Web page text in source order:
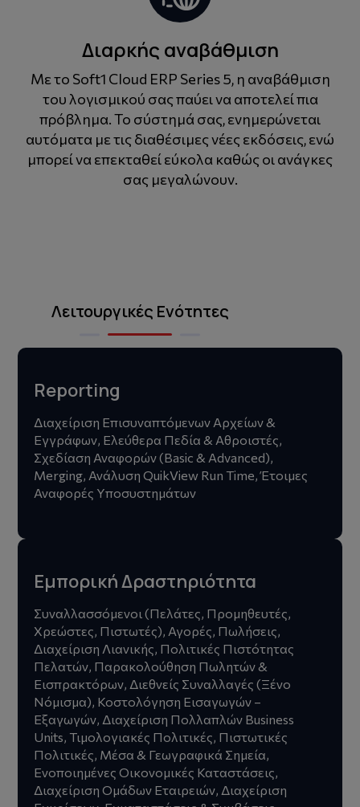
Διαρκής αναβάθμιση
Με το Soft1 Cloud ERP Series 5, η αναβάθμιση
του λογισμικού σας παύει να αποτελεί πια
πρόβλημα. Το σύστημά σας, ενημερώνεται
αυτόματα με τις διαθέσιμες νέες εκδόσεις, ενώ
μπορεί να επεκταθεί εύκολα καθώς οι ανάγκες
σας μεγαλώνουν.
Λειτουργικές Ενότητες
Reporting
Διαχείριση Επισυναπτόμενων Αρχείων &
Εγγράφων, Ελεύθερα Πεδία & Αθροιστές,
Σχεδίαση Αναφορών (Basic & Advanced),
Merging, Ανάλυση QuikView Run Time, Έτοιμες
Αναφορές Υποσυστημάτων
Εμπορική Δραστηριότητα
Συναλλασσόμενοι (Πελάτες, Προμηθευτές,
Χρεώστες, Πιστωτές), Αγορές, Πωλήσεις,
Διαχείριση Λιανικής, Πολιτικές Πιστότητας
Πελατών, Παρακολούθηση Πωλητών &
Εισπρακτόρων, Διεθνείς Συναλλαγές (Ξένο
Νόμισμα), Κοστολόγηση Εισαγωγών –
Εξαγωγών, Διαχείριση Πολλαπλών Business
Units, Τιμολογιακές Πολιτικές, Πιστωτικές
Πολιτικές, Μέσα & Γεωγραφικά Σημεία,
Ενοποιημένες Οικονομικές Καταστάσεις,
Διαχείριση Ομάδων Εταιρειών, Διαχείριση